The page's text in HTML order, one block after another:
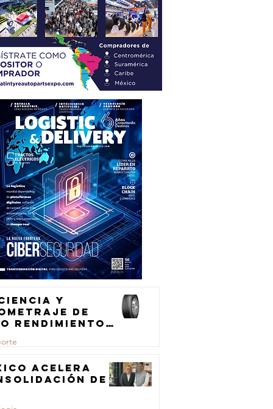
y
de
rendimiento
de
acelera
de